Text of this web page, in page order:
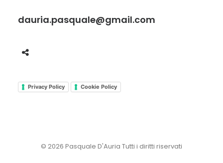
dauria.pasquale@gmail.com
Privacy Policy Cookie Policy
© 2026 Pasquale D'Auria Tutti i diritti riservati